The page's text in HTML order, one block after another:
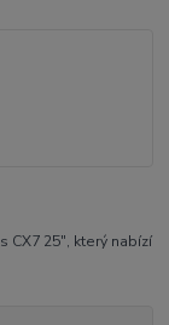
25", který nabízí